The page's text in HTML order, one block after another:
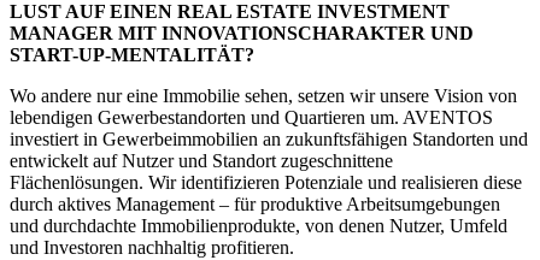
LUST AUF EINEN REAL ESTATE INVESTMENT
MANAGER MIT INNOVATIONSCHARAKTER UND
START-UP-MENTALITÄT?
Wo andere nur eine Immobilie sehen, setzen wir unsere Vision von
lebendigen Gewerbestandorten und Quartieren um. AVENTOS
investiert in Gewerbeimmobilien an zukunftsfähigen Standorten und
entwickelt auf Nutzer und Standort zugeschnittene
Flächenlösungen. Wir identifizieren Potenziale und realisieren diese
durch aktives Management – für produktive Arbeitsumgebungen
und durchdachte Immobilienprodukte, von denen Nutzer, Umfeld
und Investoren nachhaltig profitieren.